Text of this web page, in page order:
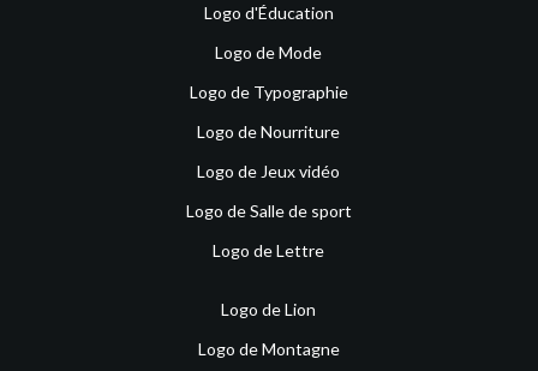
Logo d'Éducation
Logo de Mode
Logo de Typographie
Logo de Nourriture
Logo de Jeux vidéo
Logo de Salle de sport
Logo de Lettre
Logo de Lion
Logo de Montagne